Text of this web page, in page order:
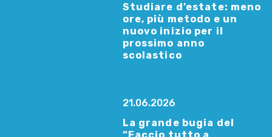
Studiare d’estate: meno
ore, più metodo e un
nuovo inizio per il
prossimo anno
scolastico
21.06.2026
La grande bugia del